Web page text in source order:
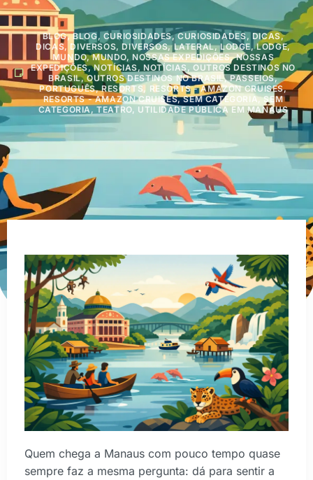
BLOG,BLOG, CURIOSIDADES,CURIOSIDADES, DICAS,
DICAS, DIVERSOS,DIVERSOS, LATERAL,LODGE,LODGE,
MUNDO,MUNDO, NOSSAS EXPEDIÇÕES,NOSSAS
EXPEDIÇÕES,NOTÍCIAS,NOTÍCIAS ,OUTROS DESTINOS NO
BRASIL,OUTROS DESTINOS NO BRASIL,PASSEIOS,
PORTUGUÊS,RESORTS, RESORTS - AMAZON CRUISES,
RESORTS - AMAZON CRUISES,SEM CATEGORIA,SEM
CATEGORIA ,TEATRO, UTILIDADE PÚBLICA EM MANAUS
Quem chega a Manaus com pouco tempo quase
sempre faz a mesma pergunta: dá para sentir a